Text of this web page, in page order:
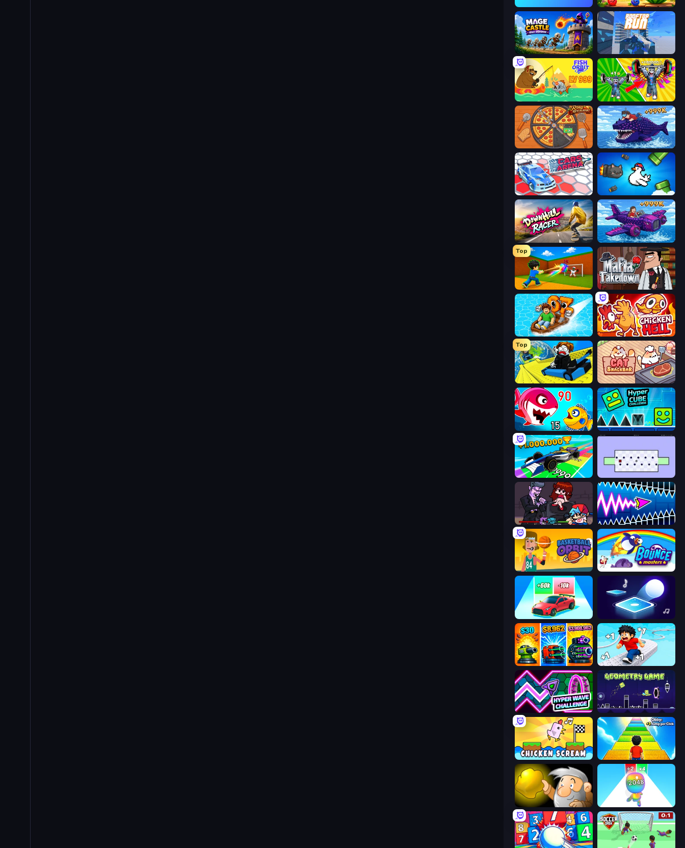
Watermelon Fruit Merge Saga
Mage Castle Idle Defense Rooftop Run
Fish Orbit Obby: Gym Simulator, Escape
Ring Restaurant Obby Fish Challenge: Ride
Cars Arena Honk
Downhill Racer Obby Plane Power Challenge: Fly
Top
Baseball For Brainrot Mafia Takedown
Float for Brainrots Chicken Hell
Top
Cart Ride Danger Mount Cat Snack Bar
Fish Eat Getting Big Hyper Cube Challenge
Obby Car Challenge: Drive
Friday Night Funkin' Wave Dash: Geometry Arrow
Basketball Orbit Bouncemasters
Tile Jumper 3D
Pumpkin Defense: Merge Cannon Speed per Click: Obby
Hyper Wave Challenge Geometry Game
Chicken Scream Obby: +1 Jump per Click
Gold Miner Man Runner 2048